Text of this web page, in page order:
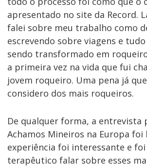
apresentado no site da Record.
falei sobre meu trabalho como
escrevendo sobre viagens e
sendo transformado em
a primeira vez na vida que fui
jovem roqueiro. Uma pena já
considero dos mais roqueiros.
De qualquer forma, a entrevista
Achamos Mineiros na Europa foi
experiência foi interessante e foi
terapêutico falar sobre esses